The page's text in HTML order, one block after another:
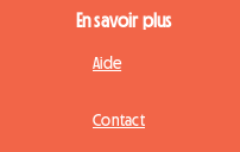
En savoir plus
Aide
Contact